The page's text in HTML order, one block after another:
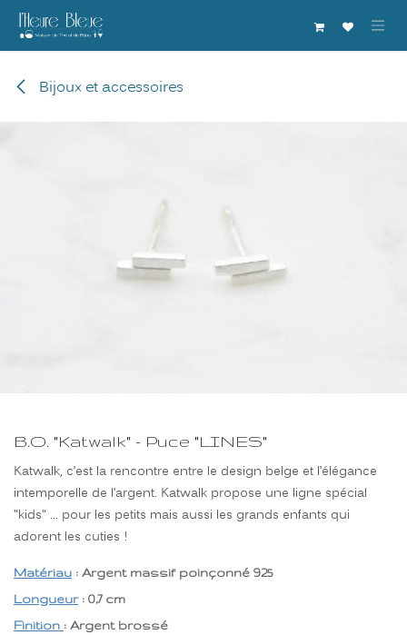
Se rendre au contenu
Bijoux et accessoires
B.O. "Katwalk" - Puce "LINES"
Katwalk, c’est la rencontre entre le design belge et l’élégance
intemporelle de l’argent. Katwalk propose une ligne spécial
"kids" ... pour les petits mais aussi les grands enfants qui
adorent les cuties !
Matériau : Argent massif poinçonné 925
Longueur: 0,7 cm
Finition : Argent brossé